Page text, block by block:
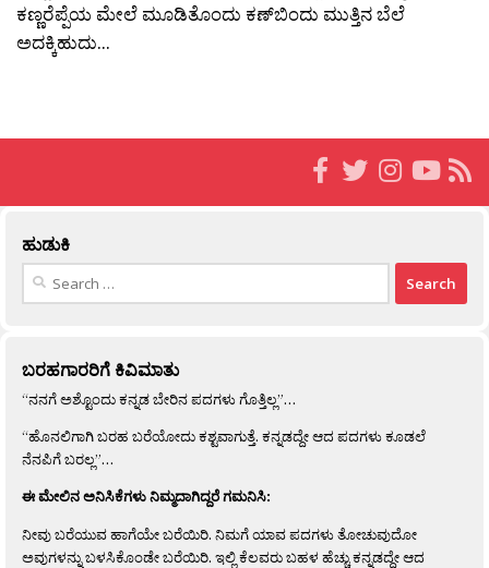
ಕಣ್ಣರೆಪ್ಪೆಯ ಮೇಲೆ ಮೂಡಿತೊಂದು ಕಣ್‍ಬಿಂದು ಮುತ್ತಿನ ಬೆಲೆ
ಅದಕ್ಕಿಹುದು...
ಹುಡುಕಿ
Search
ಬರಹಗಾರರಿಗೆ ಕಿವಿಮಾತು
“ನನಗೆ ಅಶ್ಟೊಂದು ಕನ್ನಡ ಬೇರಿನ ಪದಗಳು ಗೊತ್ತಿಲ್ಲ”…
“ಹೊನಲಿಗಾಗಿ ಬರಹ ಬರೆಯೋದು ಕಶ್ಟವಾಗುತ್ತೆ. ಕನ್ನಡದ್ದೇ ಆದ ಪದಗಳು ಕೂಡಲೆ
ನೆನಪಿಗೆ ಬರಲ್ಲ”…
ಈ ಮೇಲಿನ ಅನಿಸಿಕೆಗಳು ನಿಮ್ಮದಾಗಿದ್ದರೆ ಗಮನಿಸಿ:
ನೀವು ಬರೆಯುವ ಹಾಗೆಯೇ ಬರೆಯಿರಿ. ನಿಮಗೆ ಯಾವ ಪದಗಳು ತೋಚುವುದೋ
ಅವುಗಳನ್ನು ಬಳಸಿಕೊಂಡೇ ಬರೆಯಿರಿ. ಇಲ್ಲಿ ಕೆಲವರು ಬಹಳ ಹೆಚ್ಚು ಕನ್ನಡದ್ದೇ ಆದ